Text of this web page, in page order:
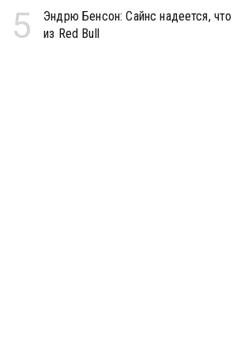
5
Эндрю Бенсон: Сайнс надеется,
из Red Bull